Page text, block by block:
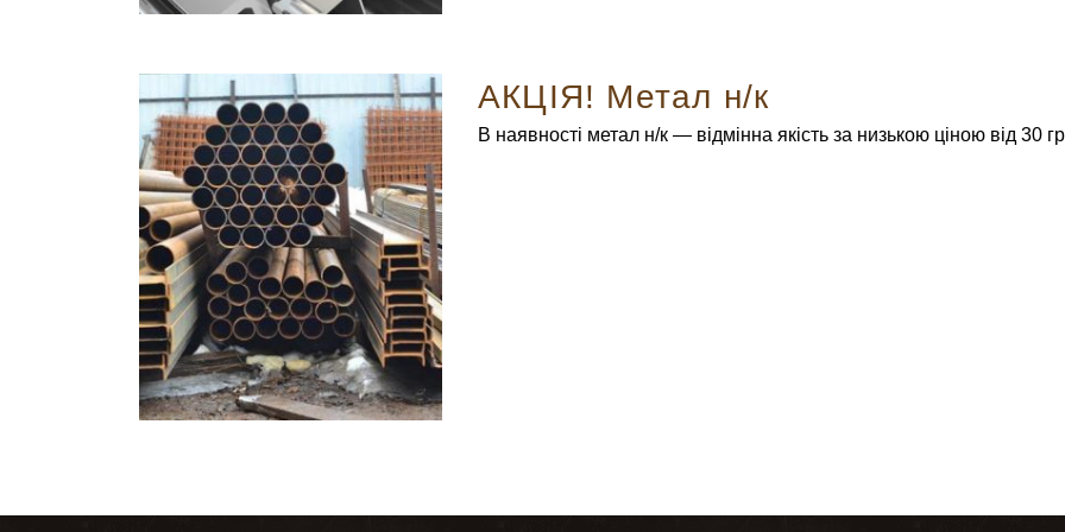
АКЦІЯ! Метал н/к
В наявності метал н/к — відмінна якість за низькою ціною від 30